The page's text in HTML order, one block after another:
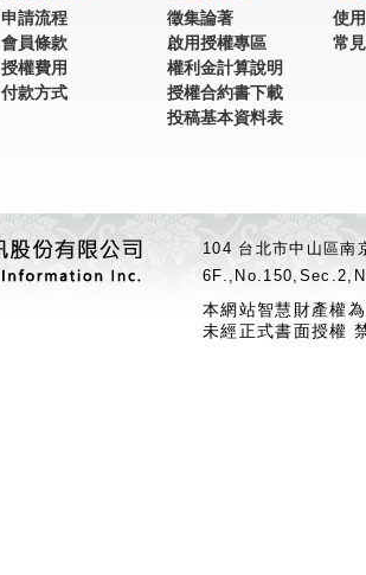
申請流程
會員條款
授權費用
付款方式
徵集論著
啟用授權專區
權利金計算說明
授權合約書下載
投稿基本資料表
使
常
104 台北市中山區
本網站智慧財產權
未經正式書面授權